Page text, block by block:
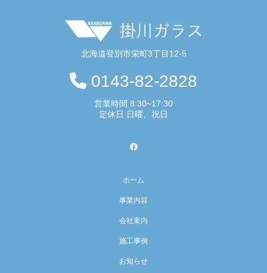
北海道登別市栄町3丁目12-5
0143-82-2828
営業時間 8:30~17:30
定休日 日曜、祝日
ホーム
事業内容
会社案内
施工事例
お知らせ